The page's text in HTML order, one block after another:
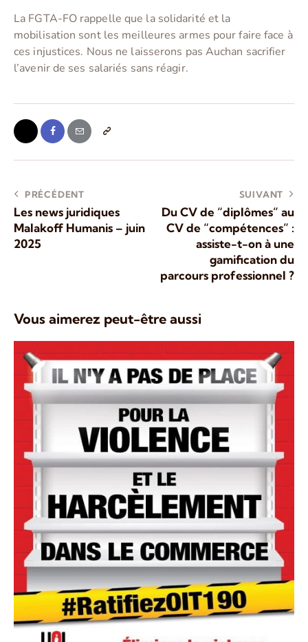
La FGTA-FO rappelle que la solidarité et la
mobilisation sont les meilleures armes pour faire face à
ces injustices. Nous ne laisserons pas Auchan sacrifier
l’avenir de ses salariés sans réagir.
PRÉCÉDENT
Les news juridiques
Malakoff Humanis – juin
2025
SUIVANT
Du CV de “diplômes” au
CV de “compétences” :
assiste-t-on à une
gamification du
parcours professionnel ?
Vous aimerez peut-être aussi